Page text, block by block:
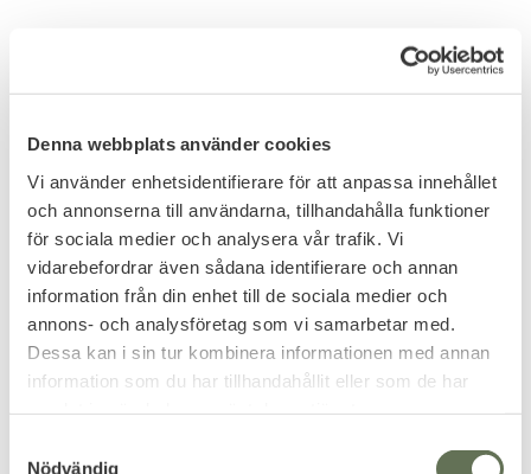
Denna webbplats använder cookies
Vi använder enhetsidentifierare för att anpassa innehållet
och annonserna till användarna, tillhandahålla funktioner
för sociala medier och analysera vår trafik. Vi
vidarebefordrar även sådana identifierare och annan
information från din enhet till de sociala medier och
annons- och analysföretag som vi samarbetar med.
Dessa kan i sin tur kombinera informationen med annan
information som du har tillhandahållit eller som de har
Nödvändig
Lägg till i favoriter Lägg till i favoriter